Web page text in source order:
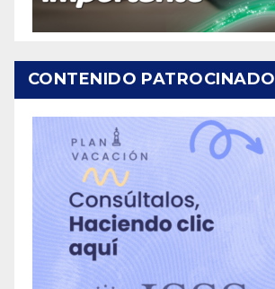
CONTENIDO PATROCINADO